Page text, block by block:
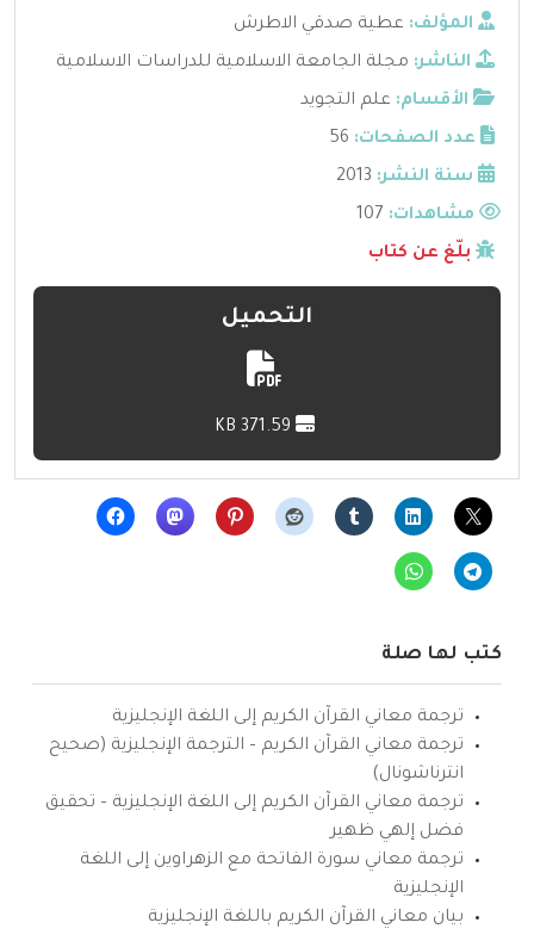
المؤلف: عطية صدقي الاطرش
الناشر: مجلة الجامعة الاسلامية للدراسات الاسلامية
الأقسام: علم التجويد
عدد الصفحات: 56
سنة النشر: 2013
مشاهدات:
بلّغ عن كتاب
التحميل
كتب لها صلة
ترجمة معاني القرآن الكريم إلى اللغة الإنجليزية
ترجمة معاني القرآن الكريم – الترجمة الإنجليزية (صحيح
انترناشونال)
ترجمة معاني القرآن الكريم إلى اللغة الإنجليزية – تحقيق
فضل إلهي ظهير
ترجمة معاني سورة الفاتحة مع الزهراوين إلى اللغة
الإنجليزية
بيان معاني القرآن الكريم باللغة الإنجليزية